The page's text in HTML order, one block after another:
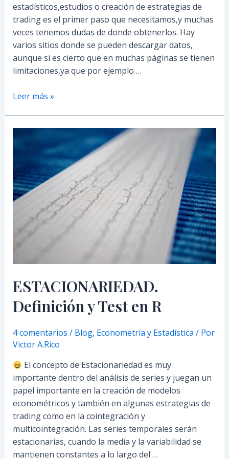
estadísticos,estudios o creación de estrategias de
trading es el primer paso que necesitamos,y muchas
veces tenemos dudas de donde obtenerlos. Hay
varios sitios donde se pueden descargar datos,
aunque si es cierto que en muchas páginas se tienen
limitaciones,ya que por ejemplo …
Leer más »
ESTACIONARIEDAD.
Definición y Test en R
4 comentarios / Blog, Econometría y Estadística / Por
Victor A.Rico
El concepto de Estacionariedad es muy
importante dentro del análisis de series y juegan un
papel importante en la creación de modelos
econométricos y también en algunas estrategias de
trading como en la cointegración y
multicointegración. Las series temporales serán
estacionarias, cuando la media y la variabilidad se
mantienen constantes a lo largo del …
Definición
Test
en
R